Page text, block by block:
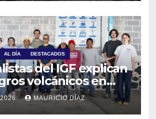
AL DÍA DESTACADOS
del IGF explican
volcánicos en
Huexocuapan
MAURICIO DÍAZ